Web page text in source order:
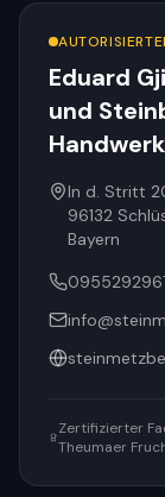
Eduard
und
Handwerk
In d. Stritt
96132
Bayern
Zertifizierter
Theumaer